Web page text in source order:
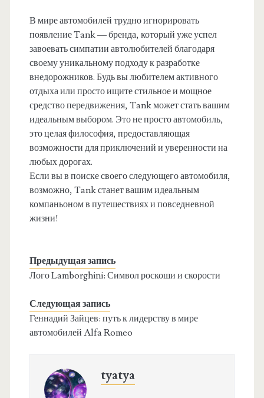
В мире автомобилей трудно игнорировать
появление Tank — бренда, который уже успел
завоевать симпатии автолюбителей благодаря
своему уникальному подходу к разработке
внедорожников. Будь вы любителем активного
отдыха или просто ищите стильное и мощное
средство передвижения, Tank может стать вашим
идеальным выбором. Это не просто автомобиль,
это целая философия, предоставляющая
возможности для приключений и уверенности на
любых дорогах.
Если вы в поиске своего следующего автомобиля,
возможно, Tank станет вашим идеальным
компаньоном в путешествиях и повседневной
жизни!
Предыдущая запись
Лого Lamborghini: Символ роскоши и скорости
Следующая запись
Геннадий Зайцев: путь к лидерству в мире
автомобилей Alfa Romeo
tyatya